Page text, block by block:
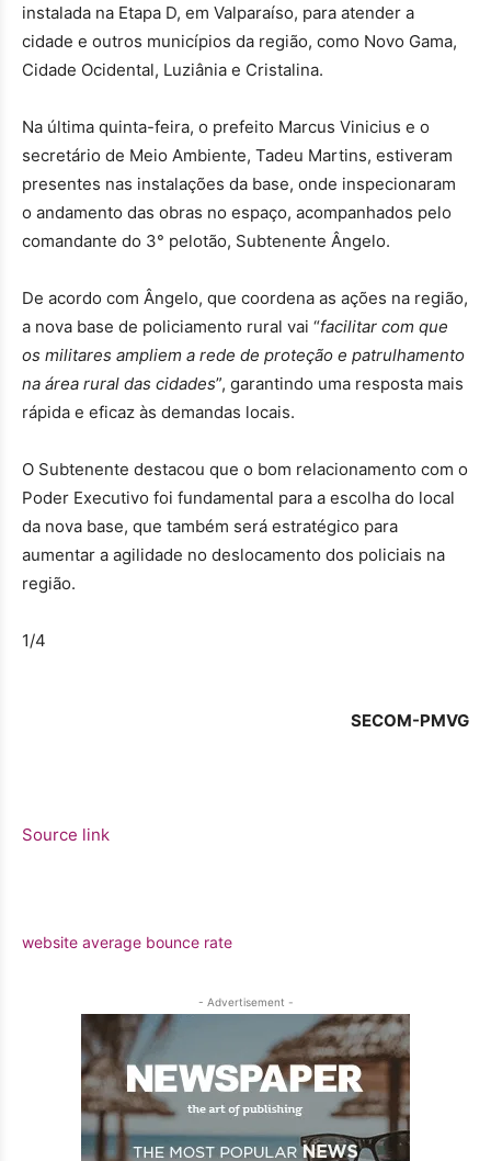
instalada na Etapa D, em Valparaíso, para atender a
cidade e outros municípios da região, como Novo Gama,
Cidade Ocidental, Luziânia e Cristalina.
Na última quinta-feira, o prefeito Marcus Vinicius e o
secretário de Meio Ambiente, Tadeu Martins, estiveram
presentes nas instalações da base, onde inspecionaram
o andamento das obras no espaço, acompanhados pelo
comandante do 3° pelotão, Subtenente Ângelo.
De acordo com Ângelo, que coordena as ações na região,
a nova base de policiamento rural vai “facilitar com que
os militares ampliem a rede de proteção e patrulhamento
na área rural das cidades”, garantindo uma resposta mais
rápida e eficaz às demandas locais.
O Subtenente destacou que o bom relacionamento com o
Poder Executivo foi fundamental para a escolha do local
da nova base, que também será estratégico para
aumentar a agilidade no deslocamento dos policiais na
região.
1/4
SECOM-PMVG
Source link
website average bounce rate
- Advertisement -